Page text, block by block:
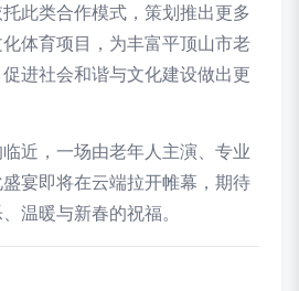
此类合作模式，策划推出更多
体育项目，为丰富平顶山市老
进社会和谐与文化建设做出更
近，一场由老年人主演、专业
宴即将在云端拉开帷幕，期待
温暖与新春的祝福。